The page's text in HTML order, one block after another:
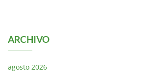
ARCHIVO
agosto 2026